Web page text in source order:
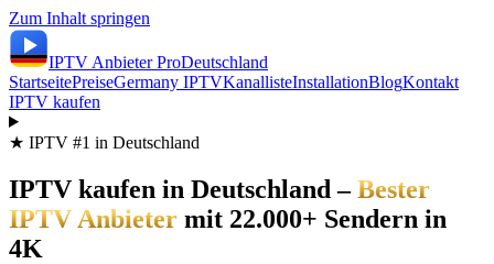
Zum Inhalt springen
IPTV AnbieterProDeutschland
StartseitePreiseGermany IPTVKanallisteInstallationBlogKontakt
IPTV kaufen
★ IPTV #1 in Deutschland
IPTV kaufen in Deutschland – Bester
IPTV Anbieter mit 22.000+ Sendern in
4K